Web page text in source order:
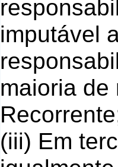
imputável
maioria de
(iii) Em